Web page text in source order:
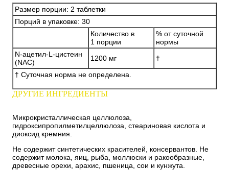
Размер порции: 2 таблетки
Порций в упаковке: 30
Количество в
1 порции
% от суточной
нормы
N-ацетил-L-цистеин
(NAC)
1200 мг
†
† Суточная норма не определена.
ДРУГИЕ ИНГРЕДИЕНТЫ
Микрокристаллическая целлюлоза,
гидроксипропилметилцеллюлоза, стеариновая кислота и
диоксид кремния.
Не содержит синтетических красителей, консервантов. Не
содержит молока, яиц, рыба, моллюски и ракообразные,
древесные орехи, арахис, пшеница, сои и кунжута.